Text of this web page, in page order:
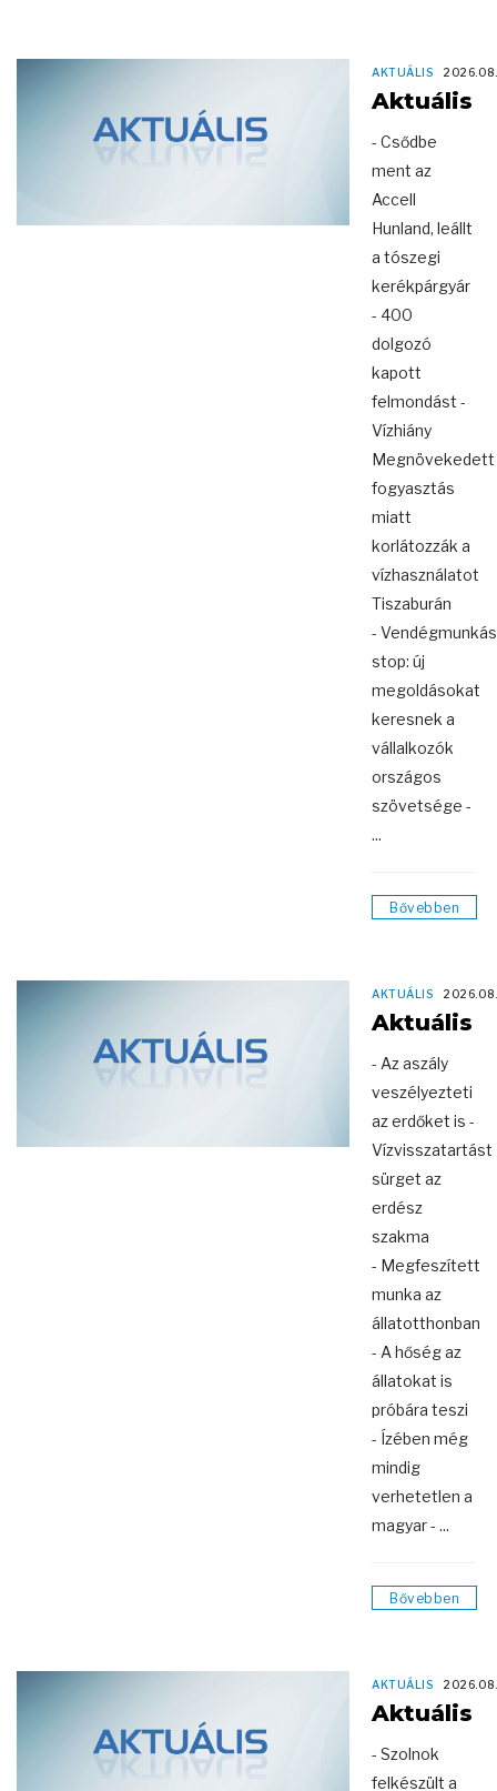
AKTUÁLIS
Aktuális
- Csődbe
ment az
Accell
Hunland, leállt
a tószegi
kerékpárgyár
- 400
dolgozó
kapott
felmondást -
Vízhiány
Megnövekedett
fogyasztás
miatt
korlátozzák a
vízhasználatot
Tiszaburán
-
stop: új
megoldásokat
keresnek a
vállalkozók
országos
szövetsége -
...
Bővebben
AKTUÁLIS
Aktuális
- Az aszály
veszélyezteti
az erdőket is -
Vízvisszatartást
sürget az
erdész
szakma
- Megfeszített
munka az
állatotthonban
- A hőség az
állatokat is
próbára teszi
- Ízében még
mindig
verhetetlen a
magyar - ...
Bővebben
AKTUÁLIS
Aktuális
- Szolnok
felkészült a